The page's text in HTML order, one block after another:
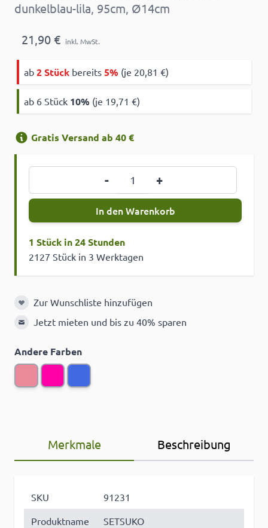
dunkelblau-lila, 95cm, Ø14cm
21,90 € inkl. MwSt.
ab 2 Stück bereits 5% (je 20,81 €)
ab 6 Stück 10% (je 19,71 €)
Gratis Versand ab 40 €
- +
In den Warenkorb
1 Stück in 24 Stunden
2127 Stück in 3 Werktagen
Zur Wunschliste hinzufügen
Zur Wunschliste hinzufügen
Jetzt mieten und bis zu 40% sparen
Andere Farben
Merkmale Beschreibung
SKU
91231
Produktname
SETSUKO